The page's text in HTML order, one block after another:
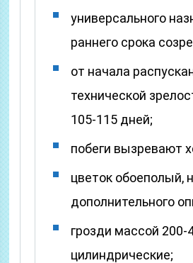
универсального
раннего срока
от начала
технической
105-115 дней;
побеги вызревают
цветок обоеполый,
дополнительного
грозди массой 200-
цилиндрические;